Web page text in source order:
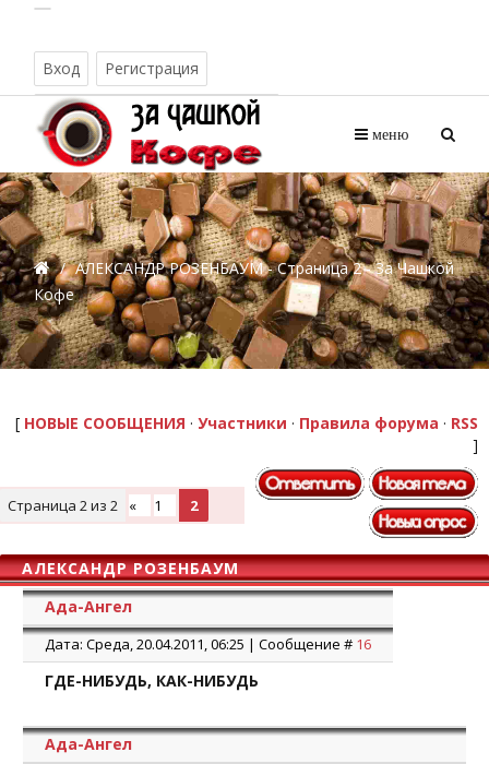
Вход Регистрация
Воскресенье, 09.08.2026, 19:20
меню
/ АЛЕКСАНДР РОЗЕНБАУМ - Страница 2 - За Чашкой
Кофе
[ НОВЫЕ СООБЩЕНИЯ · Участники · Правила форума · RSS
]
Страница 2из 2 « 1 2
АЛЕКСАНДР РОЗЕНБАУМ
Ада-Ангел
Дата: Среда, 20.04.2011, 06:25 | Сообщение # 16
ГДЕ-НИБУДЬ, КАК-НИБУДЬ
Ада-Ангел